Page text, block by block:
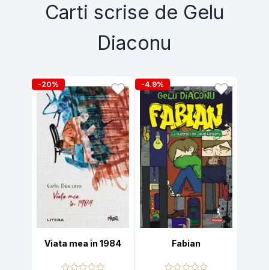
Carti scrise de Gelu
Diaconu
-20%
Viata mea in 1984
-4.9%
Fabian